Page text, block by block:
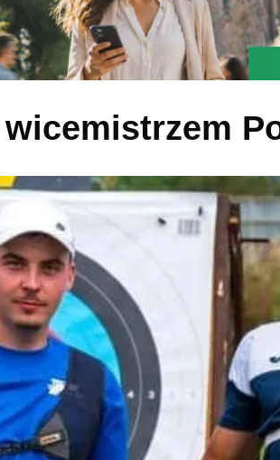
wicemistrzem